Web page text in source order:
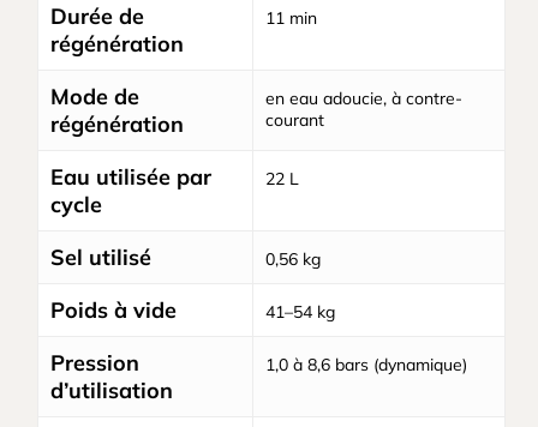
Durée de
régénération
11 min
Mode de
régénération
en eau adoucie, à contre-
courant
Eau utilisée par
cycle
22 L
Sel utilisé 0,56 kg
Poids à vide 41–54 kg
Pression
d’utilisation
1,0 à 8,6 bars (dynamique)